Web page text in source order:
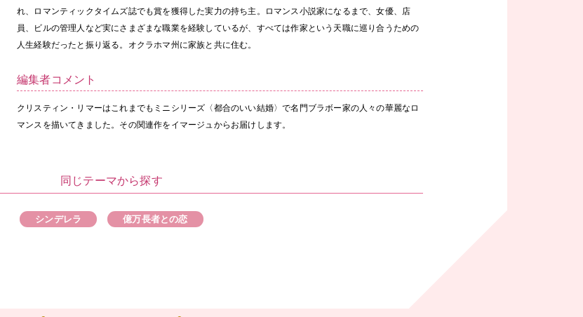
れ、ロマンティックタイムズ誌でも賞を獲得した実力の持ち主。ロマンス小説家になるまで、女優、店
員、ビルの管理人など実にさまざまな職業を経験しているが、すべては作家という天職に巡り合うための
人生経験だったと振り返る。オクラホマ州に家族と共に住む。
編集者コメント
クリスティン・リマーはこれまでもミニシリーズ〈都合のいい結婚〉で名門ブラボー家の人々の華麗なロ
マンスを描いてきました。その関連作をイマージュからお届けします。
同じテーマから探す
シンデレラ 億万長者との恋